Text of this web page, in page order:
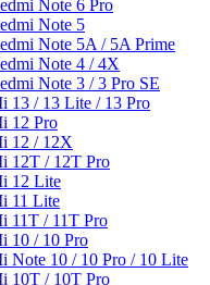
Note 6 Pro
Note 5
Note 5A / 5A Prime
Note 4 / 4X
Note 3 / 3 Pro SE
13 / 13 Lite / 13 Pro
12 Pro
12 / 12X
12T / 12T Pro
12 Lite
11 Lite
11T / 11T Pro
10 / 10 Pro
Note 10 / 10 Pro / 10 Lite
10T / 10T Pro